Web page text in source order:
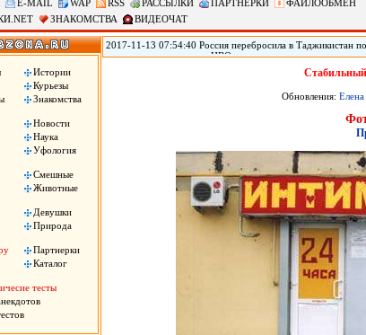
E-MAIL WAP RSS РАССЫЛКИ ПАРТНЕРКИ
ФАЙЛООБМЕН
ЗНАКОМСТВА ВИДЕОЧАТ
Истории
Курьезы
Знакомства
Новости
Наука
Уфология
Смешные
Животные
Девушки
Природа
Партнерки
Каталог
тесты
2017-11-13 07:54:40 Россия перебросила в Таджикистан
самолетов и вертолетов ЦВО на антитеррористические
Таджикистан, сообщил помощник командующего
вертолетов Центрального военного округа переброшены
Стабильный
Обновления: Елена